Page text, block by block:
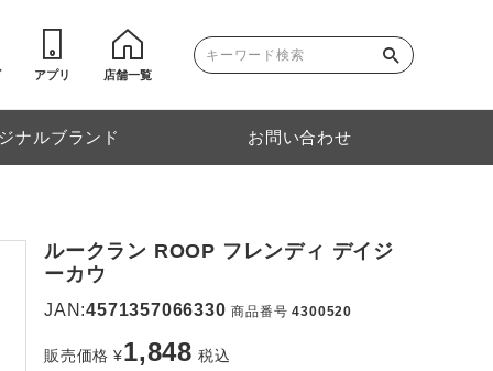
アプリ 店舗一覧
ナルブランド お問い合わせ
ルークラン ROOP フレンディ デイジ
ーカウ
JAN:4571357066330 商品番号 4300520
販売価格 ¥1,848 税込